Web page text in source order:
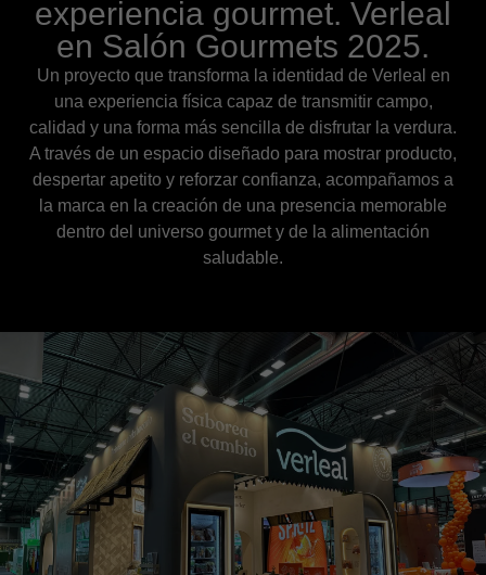
experiencia gourmet. Verleal
en Salón Gourmets 2025.
Un proyecto que transforma la identidad de Verleal en
una experiencia física capaz de transmitir campo,
calidad y una forma más sencilla de disfrutar la verdura.
A través de un espacio diseñado para mostrar producto,
despertar apetito y reforzar confianza, acompañamos a
la marca en la creación de una presencia memorable
dentro del universo gourmet y de la alimentación
saludable.